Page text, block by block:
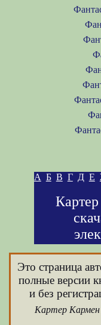
А Б В Г Д Е
Это страница
полные версии
и без
Картер Кармен